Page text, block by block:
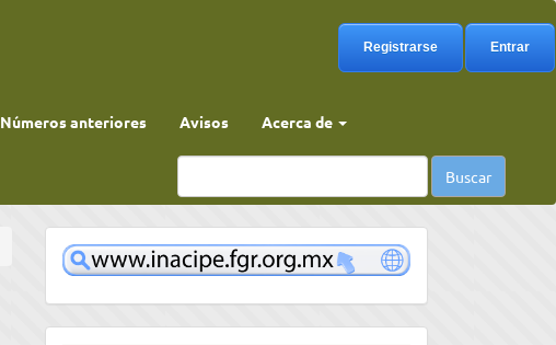
Registrarse Entrar
Números anteriores Avisos Acerca de
Buscar
www